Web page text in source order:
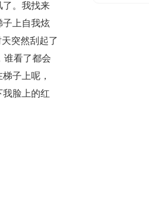
了。我找来
子上自我炫
突然刮起了
谁看了都会
子上呢，
脸上的红